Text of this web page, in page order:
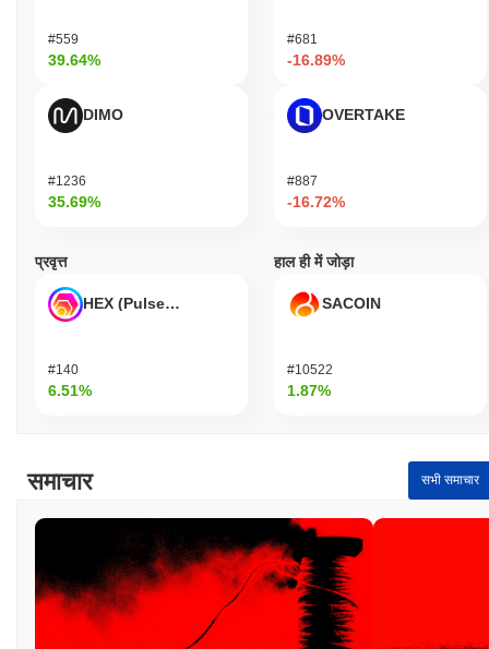
#559
39.64%
DIMO
#1236
35.69%
#681
-16.89%
OVERTAKE
#887
-16.72%
प्रवृत्त
HEX (Pulsechain)
#140
6.51%
हाल ही में जोड़ा
SACOIN
#10522
1.87%
समाचार सभी समाचार